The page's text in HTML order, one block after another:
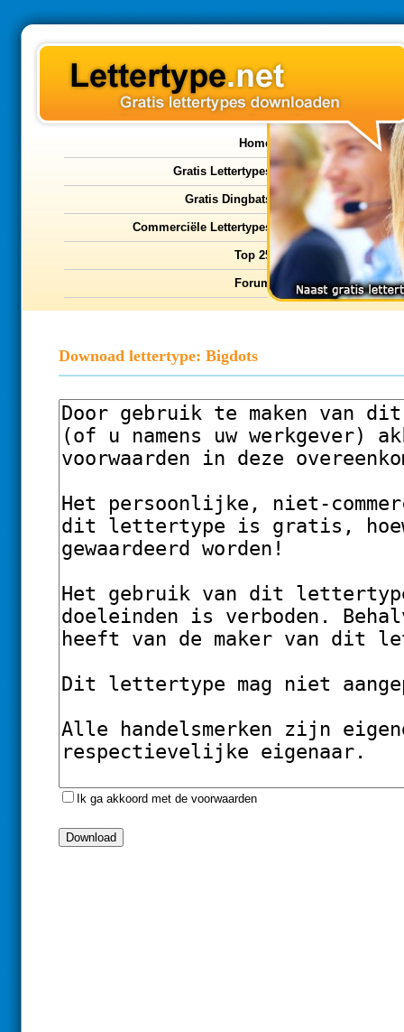
Home
Gratis Lettertypes
Gratis Dingbats
Commerciële Lettertypes
Top 25
Forum
Downoad lettertype: Bigdots
Ik ga akkoord met de voorwaarden